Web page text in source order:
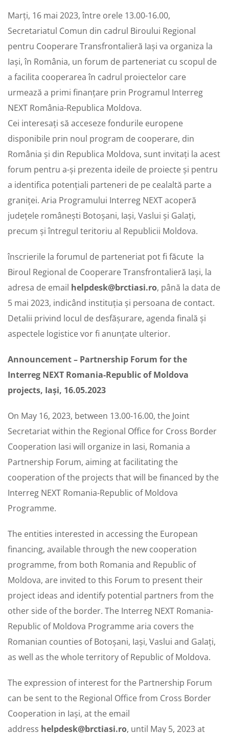
Marți, 16 mai 2023, între orele 13.00-16.00,
Secretariatul Comun din cadrul Biroului Regional
pentru Cooperare Transfrontalieră Iași va organiza la
Iași, în România, un forum de parteneriat cu scopul de
a facilita cooperarea în cadrul proiectelor care
urmează a primi finanțare prin Programul Interreg
NEXT România-Republica Moldova.
Cei interesați să acceseze fondurile europene
disponibile prin noul program de cooperare, din
România și din Republica Moldova, sunt invitați la acest
forum pentru a-și prezenta ideile de proiecte și pentru
a identifica potențiali parteneri de pe cealaltă parte a
graniței. Aria Programului Interreg NEXT acoperă
județele românești Botoșani, Iași, Vaslui și Galați,
precum și întregul teritoriu al Republicii Moldova.
înscrierile la forumul de parteneriat pot fi făcute la
Biroul Regional de Cooperare Transfrontalieră Iași, la
adresa de email helpdesk@brctiasi.ro, până la data de
5 mai 2023, indicând instituția și persoana de contact.
Detalii privind locul de desfășurare, agenda finală și
aspectele logistice vor fi anunțate ulterior.
Announcement – Partnership Forum for the
Interreg NEXT Romania-Republic of Moldova
projects, Iași, 16.05.2023
On May 16, 2023, between 13.00-16.00, the Joint
Secretariat within the Regional Office for Cross Border
Cooperation Iasi will organize in Iasi, Romania a
Partnership Forum, aiming at facilitating the
cooperation of the projects that will be financed by the
Interreg NEXT Romania-Republic of Moldova
Programme.
The entities interested in accessing the European
financing, available through the new cooperation
programme, from both Romania and Republic of
Moldova, are invited to this Forum to present their
project ideas and identify potential partners from the
other side of the border. The Interreg NEXT Romania-
Republic of Moldova Programme aria covers the
Romanian counties of Botoșani, Iași, Vaslui and Galați,
as well as the whole territory of Republic of Moldova.
The expression of interest for the Partnership Forum
can be sent to the Regional Office from Cross Border
Cooperation in Iași, at the email
address helpdesk@brctiasi.ro, until May 5, 2023 at